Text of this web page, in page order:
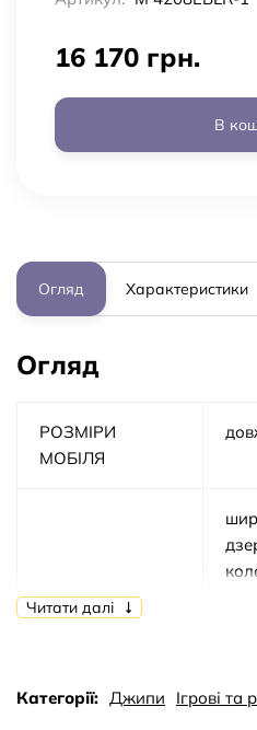
16 170 грн.
В
Огляд Характеристики
Огляд
РОЗМІРИ
МОБІЛЯ
МОТОР
Читати далі
Категорії: Джипи Ігрові та